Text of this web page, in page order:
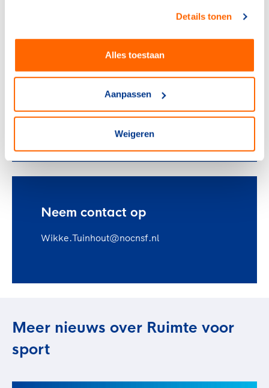
Details tonen
Alles toestaan
Aanpassen
Weigeren
Wikke Tuinhout
Projectleider Ruimte voor sport en
accommodaties
Neem contact op
Wikke.Tuinhout@nocnsf.nl
Meer nieuws over Ruimte voor
sport